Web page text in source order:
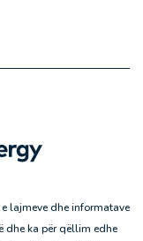
lajmeve dhe informatave
dhe ka për qëllim edhe